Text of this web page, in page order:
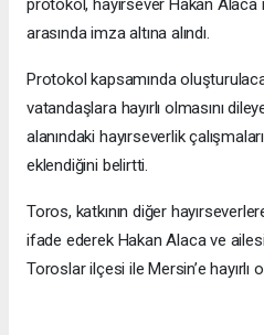
protokol, hayırsever Hakan Alaca
arasında imza altına alındı.
Protokol kapsamında
vatandaşlara hayırlı olmasını
alanındaki hayırseverlik
eklendiğini belirtti.
Toros, katkının diğer
ifade ederek Hakan Alaca ve
Toroslar ilçesi ile Mersin’e hayırlı